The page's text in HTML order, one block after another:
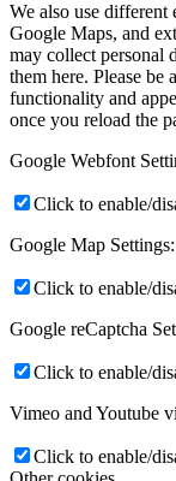
We also use different
Google Maps, and
may collect personal
them here. Please be
functionality and
once you reload the
Google Webfont
Click to enable/
Google Map Settings:
Click to enable/
Google reCaptcha
Click to enable/
Vimeo and Youtube
Click to enable/